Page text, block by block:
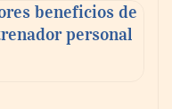
beneficios de
personal